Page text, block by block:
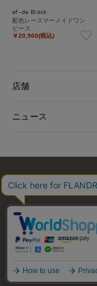
ef-de Black
配色レースマーメイドワン
ピース
￥20,900(税込)
店舗
ニュース
お問い合わせ
特定商取引